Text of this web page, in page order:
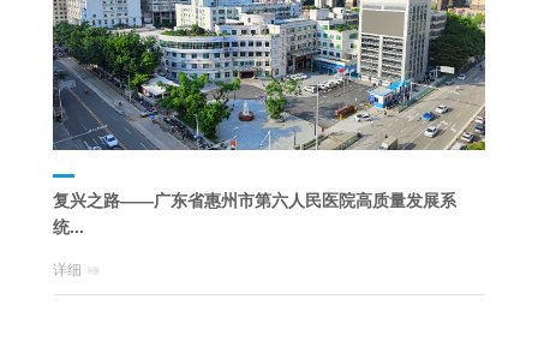
复兴之路——广东省惠州市第六人民医院高质量发展系
统...
详细